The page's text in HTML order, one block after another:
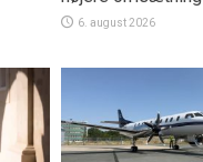
6. august 2026